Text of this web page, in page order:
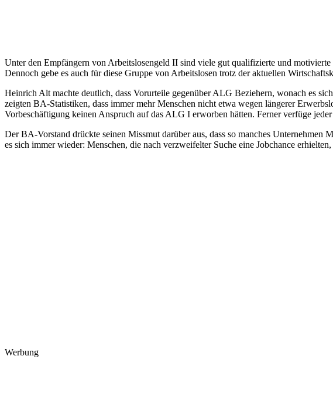
Unter den Empfängern von Arbeitslosengeld II sind viele gut qualifizierte und
Dennoch gebe es auch für diese Gruppe von Arbeitslosen trotz der aktuellen
Heinrich Alt machte deutlich, dass Vorurteile gegenüber ALG Beziehern, wonach es
zeigten BA-Statistiken, dass immer mehr Menschen nicht etwa wegen längerer
Vorbeschäftigung keinen Anspruch auf das ALG I erworben hätten. Ferner verfüge
Der BA-Vorstand drückte seinen Missmut darüber aus, dass so manches
es sich immer wieder: Menschen, die nach verzweifelter Suche eine Jobchance
Werbung